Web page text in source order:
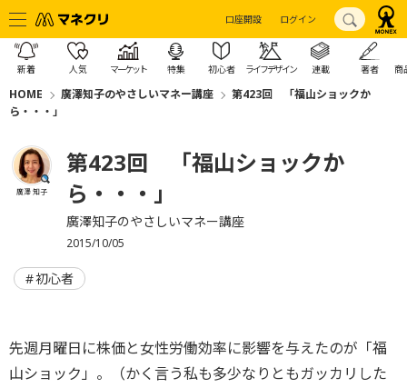
口座開設 ログイン
新着 人気 マーケット 特集 初心者 ライフデザイン 連載 著者 商
HOME 廣澤知子のやさしいマネー講座
第423回 「福山ショックか
ら・・・」
廣澤 知子
第423回 「福山ショックか
ら・・・」
廣澤知子のやさしいマネー講座
2015/10/05
初心者
先週月曜日に株価と女性労働効率に影響を与えたのが「福
山ショック」。（かく言う私も多少なりともガッカリした